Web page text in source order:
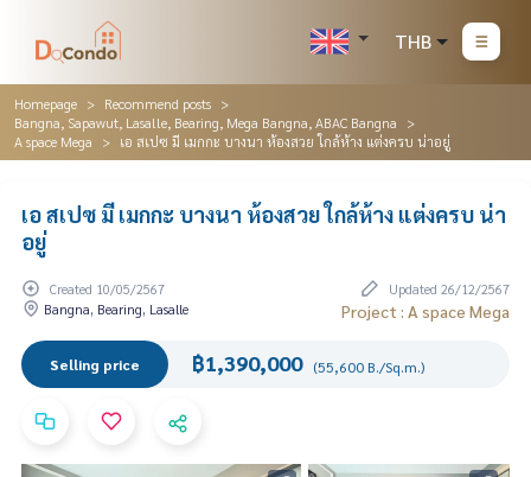
THB
Homepage
Recommend posts
Bangna, Sapawut, Lasalle, Bearing, Mega Bangna, ABAC Bangna
A space Mega
เอ สเปซ มี เมกกะ บางนา ห้องสวย ใกล้ห้าง แต่งครบ น่าอยู่
เอ สเปซ มี เมกกะ บางนา ห้องสวย ใกล้ห้าง แต่งครบ น่า
อยู่
Created 10/05/2567
Updated 26/12/2567
Bangna, Bearing, Lasalle
Project : A space Mega
Selling price ฿1,390,000 (55,600 B./Sq.m.)